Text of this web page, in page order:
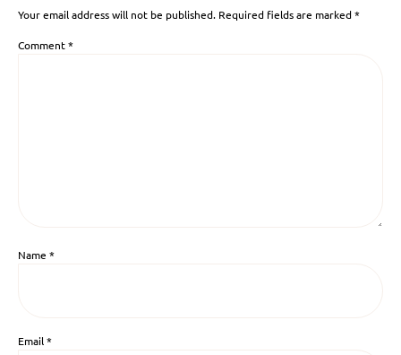
Your email address will not be published. Required fields are marked*
Comment*
Name *
Email*